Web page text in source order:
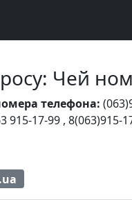
Чей
телефона:
915-17-99 , 8(063)915-